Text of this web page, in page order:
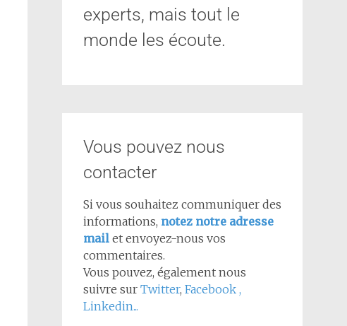
experts, mais tout le
monde les écoute.
Vous pouvez nous
contacter
Si vous souhaitez communiquer des
informations, notez notre adresse
mail et envoyez-nous vos
commentaires.
Vous pouvez, également nous
suivre sur Twitter, Facebook ,
Linkedin...